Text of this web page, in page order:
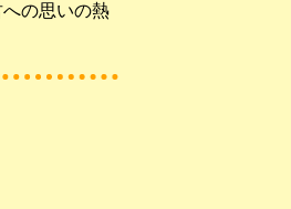
の思いの熱